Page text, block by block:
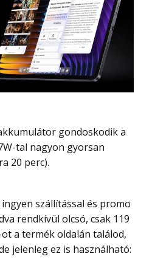
tal nagyon gyorsan
20 perc).
rendkívül olcsó, csak 119
a termék oldalán találod,
jelenleg ez is használható: